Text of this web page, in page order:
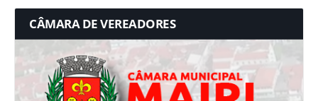
CÂMARA DE VEREADORES